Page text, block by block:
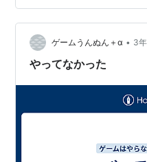
たらイースX買おうかなあ
先でもいいと思ったんだ
出るということで。これは
まだ分からんけど、多分買
ゲームうんぬん＋α • 3
やってなかった